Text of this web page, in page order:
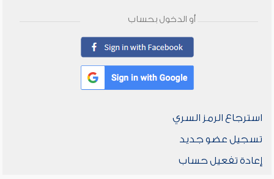
أو الدخول بحساب
استرجاع الرمز السري
تسجيل عضو جديد
إعادة تفعيل حساب